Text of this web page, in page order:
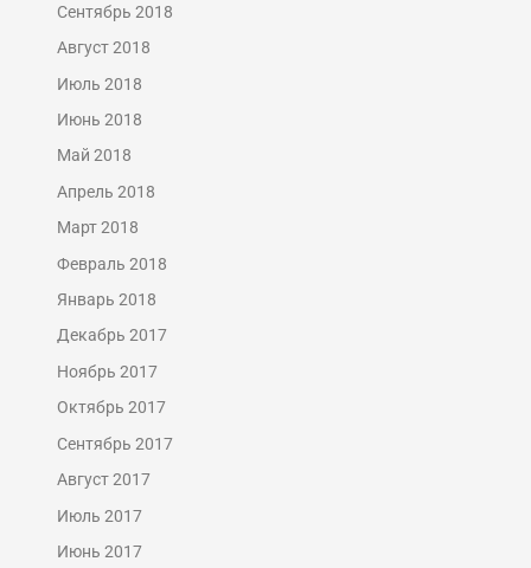
Сентябрь 2018
Август 2018
Июль 2018
Июнь 2018
Май 2018
Апрель 2018
Март 2018
Февраль 2018
Январь 2018
Декабрь 2017
Ноябрь 2017
Октябрь 2017
Сентябрь 2017
Август 2017
Июль 2017
Июнь 2017